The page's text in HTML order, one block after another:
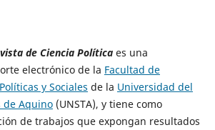
de Ciencia Políticaes una
electrónico de la Facultad de
y Sociales de la Universidad del
de Aquino(UNSTA), y tiene como
de trabajos que expongan resultados